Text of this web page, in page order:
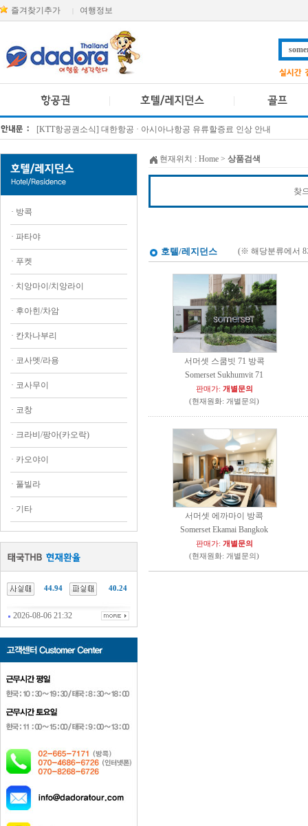
즐겨찾기추가 여행정보
[KTT항공권소식] 대한항공 · 아시아나항공 유류할증료 인상 안내
· 방콕
· 파타야
· 푸켓
· 치앙마이/치앙라이
· 후아힌/차암
· 칸차나부리
· 코사멧/라용
· 코사무이
· 코창
· 크라비/팡아(카오락)
· 카오야이
· 풀빌라
· 기타
44.94 40.24
2026-08-06 21:32
현재위치 : Home > 상품검색
찾
호텔/레지던스 (※ 해당분류에서 8
서머셋 스쿰빗 71 방콕
Somerset Sukhumvit 71
판매가: 개별문의
(현재원화: 개별문의)
서머셋 에까마이 방콕
Somerset Ekamai Bangkok
판매가: 개별문의
(현재원화: 개별문의)